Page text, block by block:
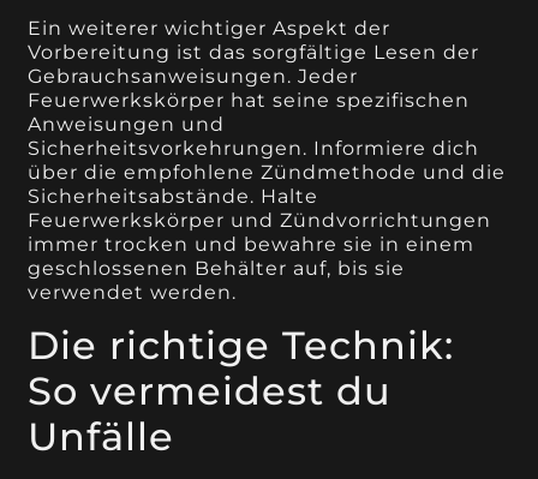
Ein weiterer wichtiger Aspekt der
Vorbereitung ist das sorgfältige Lesen der
Gebrauchsanweisungen. Jeder
Feuerwerkskörper hat seine spezifischen
Anweisungen und
Sicherheitsvorkehrungen. Informiere dich
über die empfohlene Zündmethode und die
Sicherheitsabstände. Halte
Feuerwerkskörper und Zündvorrichtungen
immer trocken und bewahre sie in einem
geschlossenen Behälter auf, bis sie
verwendet werden.
Die richtige Technik:
So vermeidest du
Unfälle